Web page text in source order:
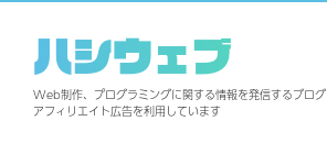
ハシウェブ
Web制作、プログラミングに関する情報を発信するブログ
アフィリエイト広告を利用しています